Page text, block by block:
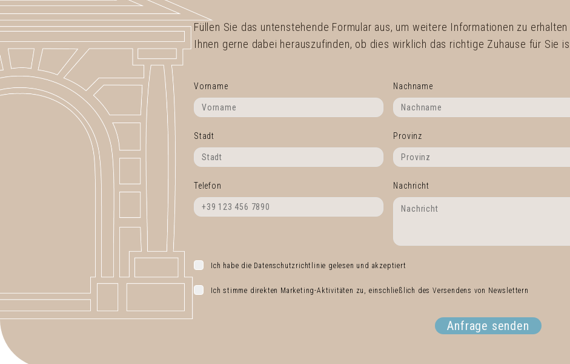
Füllen Sie das untenstehende Formular aus, um weitere Informationen zu
Ihnen gerne dabei herauszufinden, ob dies wirklich das richtige Zuhause für Sie
Vorname Nachname
Stadt Provinz
Telefon Nachricht
Ich habe die Datenschutzrichtlinie gelesen und akzeptiert
Ich stimme direkten Marketing-Aktivitäten zu, einschließlich des Versendens von Newslettern
Anfrage senden